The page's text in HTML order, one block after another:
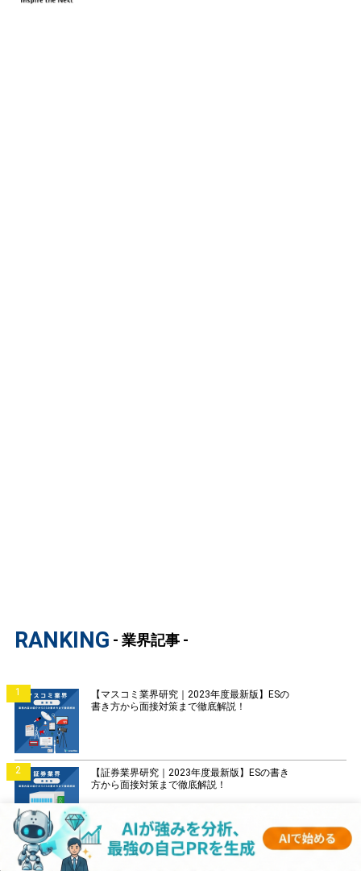
RANKING - 業界記事 -
1
【マスコミ業界研究｜2023年度最新版】ESの
書き方から面接対策まで徹底解説！
2
【証券業界研究｜2023年度最新版】ESの書き
方から面接対策まで徹底解説！
3
【銀行業界研究｜2023年度最新版】ESの書き